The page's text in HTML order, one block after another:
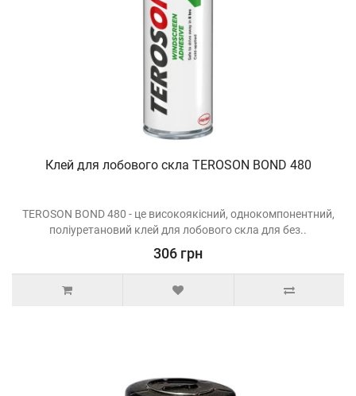
Клей для лобового скла TEROSON BOND 480
TEROSON BOND 480 - це високоякісний, однокомпонентний,
поліуретановий клей для лобового скла для без..
306 грн